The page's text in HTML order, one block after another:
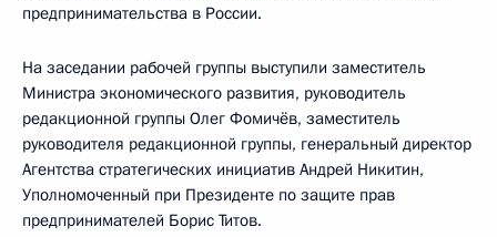
предпринимательства в России.
На заседании рабочей группы выступили заместитель
Министра экономического развития, руководитель
редакционной группы Олег Фомичёв, заместитель
руководителя редакционной группы, генеральный директор
Агентства стратегических инициатив Андрей Никитин,
Уполномоченный при Президенте по защите прав
предпринимателей Борис Титов.